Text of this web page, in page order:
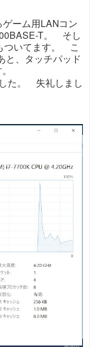
ーム用LANコン
T。 そし
ついてます。 こ
、タッチパッド
た。 失礼しまし